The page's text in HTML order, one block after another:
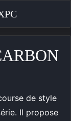
de style
Il propose